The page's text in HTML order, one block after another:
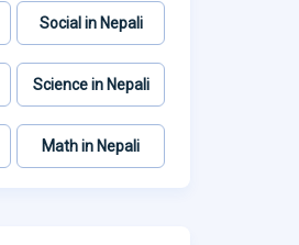
Social in Nepali
Science in Nepali
Math in Nepali